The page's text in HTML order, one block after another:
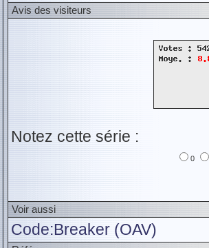
Avis des visiteurs
Notez cette série :
0
Voir aussi
Code:Breaker (OAV)